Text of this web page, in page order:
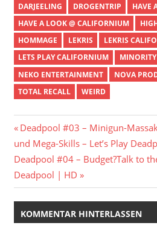
DARJEELING
DROGENTRIP
HAVE
HAVE A LOOK @ CALIFORNIUM
HOMMAGE
LEKRIS
LEKRIS
LETS PLAY CALIFORNIUM
NEKO ENTERTAINMENT
NOVA
TOTAL RECALL
WEIRD
Vorheriger
Beitrag:
Deadpool #03 – Minigun-
und Mega-Skills – Let’s Play
Nächster
Beitrag:
Deadpool #04 – Budget?Talk to
Deadpool | HD
KOMMENTAR HINTERLASSEN